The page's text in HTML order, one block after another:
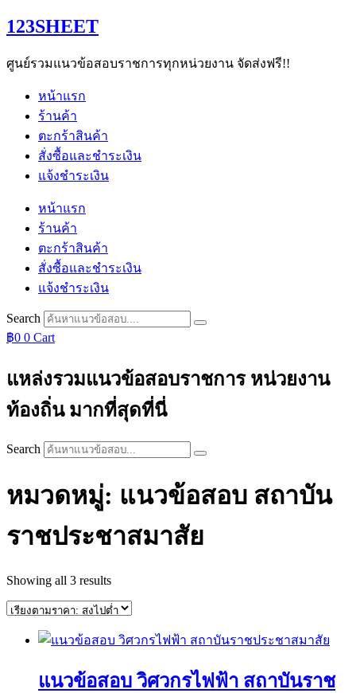
Skip
to
123SHEET
ศูนย์รวมแนวข้อสอบราชการทุกหน่วยงาน จัดส่งฟรี!!
หน้าแรก
ร้านค้า
ตะกร้าสินค้า
สั่งซื้อและชำระเงิน
แจ้งชำระเงิน
หน้าแรก
ร้านค้า
ตะกร้าสินค้า
สั่งซื้อและชำระเงิน
แจ้งชำระเงิน
Search
฿0 0 Cart
แหล่งรวมแนวข้อสอบราชการ หน่วยงาน
ท้องถิ่น มากที่สุดที่นี่
Search
หมวดหมู่: แนวข้อสอบ สถาบัน
ราชประชาสมาสัย
Showing all 3 resultsSorted
price:
to
แนวข้อสอบ วิศวกรไฟฟ้า สถาบันราช